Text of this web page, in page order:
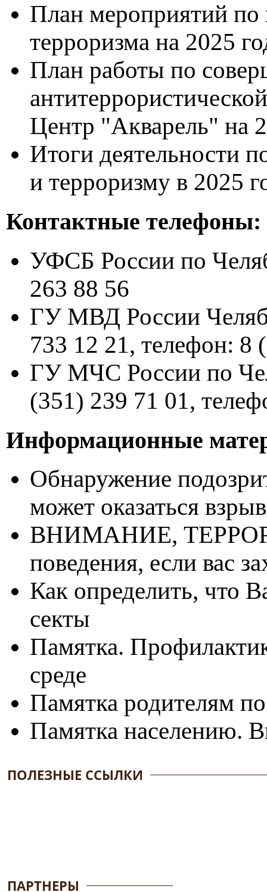
План мероприятий по
терроризма на 2025
План работы по
Центр "Акварель" на
Итоги деятельности
и терроризму в 2025
Контактные телефоны:
УФСБ России по
263 88 56
ГУ МВД России
733 12 21, телефон: 8
ГУ МЧС России по
(351) 239 71 01,
Информационные
Обнаружение
может оказаться
ВНИМАНИЕ,
поведения, если вас
Как определить, что
секты
Памятка.
среде
Памятка родителям
Памятка населению.
ПОЛЕЗНЫЕ ССЫЛКИ
ПАРТНЕРЫ